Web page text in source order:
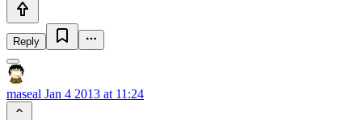
Reply
maseal Jan 4 2013 at 11:24